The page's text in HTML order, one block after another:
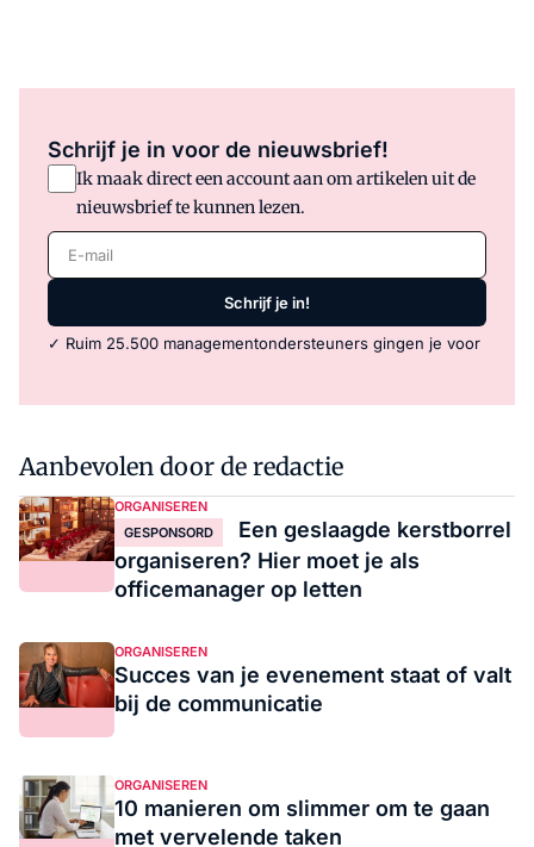
Schrijf je in voor de nieuwsbrief!
Ik maak direct een account aan om artikelen uit de
nieuwsbrief te kunnen lezen.
E-mail
Schrijf je in!
✓ Ruim 25.500 managementondersteuners gingen je voor
Aanbevolen door de redactie
ORGANISEREN
GESPONSORD
Een geslaagde kerstborrel
organiseren? Hier moet je als
officemanager op letten
ORGANISEREN
Succes van je evenement staat of valt
bij de communicatie
ORGANISEREN
10 manieren om slimmer om te gaan
met vervelende taken